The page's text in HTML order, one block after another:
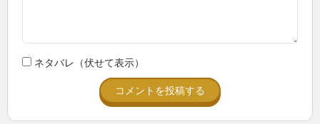
ネタバレ（伏せて表示）
コメントを投稿する